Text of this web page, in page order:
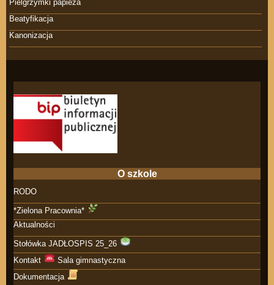
Pielgrzymki papieża
Beatyfikacja
Kanonizacja
O szkole
RODO
*Zielona Pracownia*
Aktualności
Stołówka JADŁOSPIS 25_26
Kontakt
Sala gimnastyczna
Dokumentacja